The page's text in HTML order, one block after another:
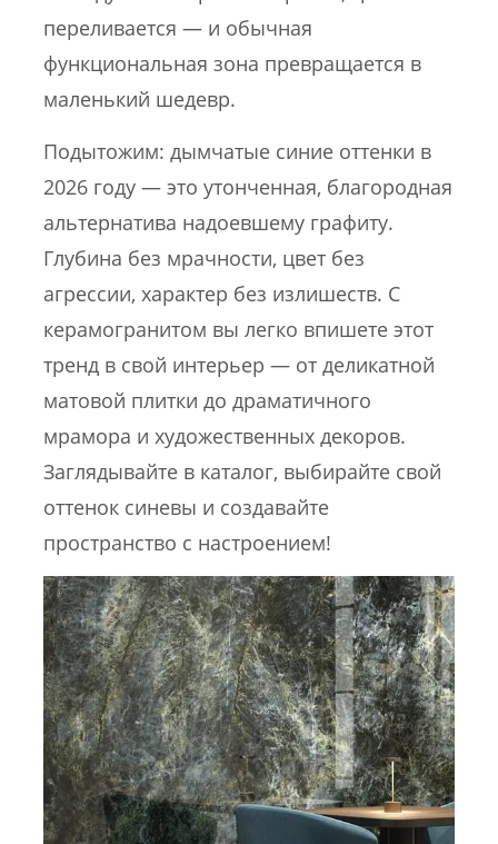
переливается — и обычная
функциональная зона превращается в
маленький шедевр.
Подытожим: дымчатые синие оттенки в
2026 году — это утонченная, благородная
альтернатива надоевшему графиту.
Глубина без мрачности, цвет без
агрессии, характер без излишеств. С
керамогранитом вы легко впишете этот
тренд в свой интерьер — от деликатной
матовой плитки до драматичного
мрамора и художественных декоров.
Заглядывайте в каталог, выбирайте свой
оттенок синевы и создавайте
пространство с настроением!